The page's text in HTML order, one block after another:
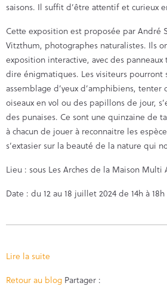
saisons. Il suffit d’être attentif et curieux
Cette exposition est proposée par André
Vitzthum, photographes naturalistes. Ils
exposition interactive, avec des
dire énigmatiques. Les visiteurs pourront
assemblage d’yeux d’amphibiens, tenter
oiseaux en vol ou des papillons de jour,
des punaises. Ce sont une quinzaine de
à chacun de jouer à reconnaitre les
s’extasier sur la beauté de la nature qui
Lieu : sous Les Arches de la Maison Multi
Date : du 12 au 18 juillet 2024 de 14h à 18h
Lire la suite
Retour au blog Partager :